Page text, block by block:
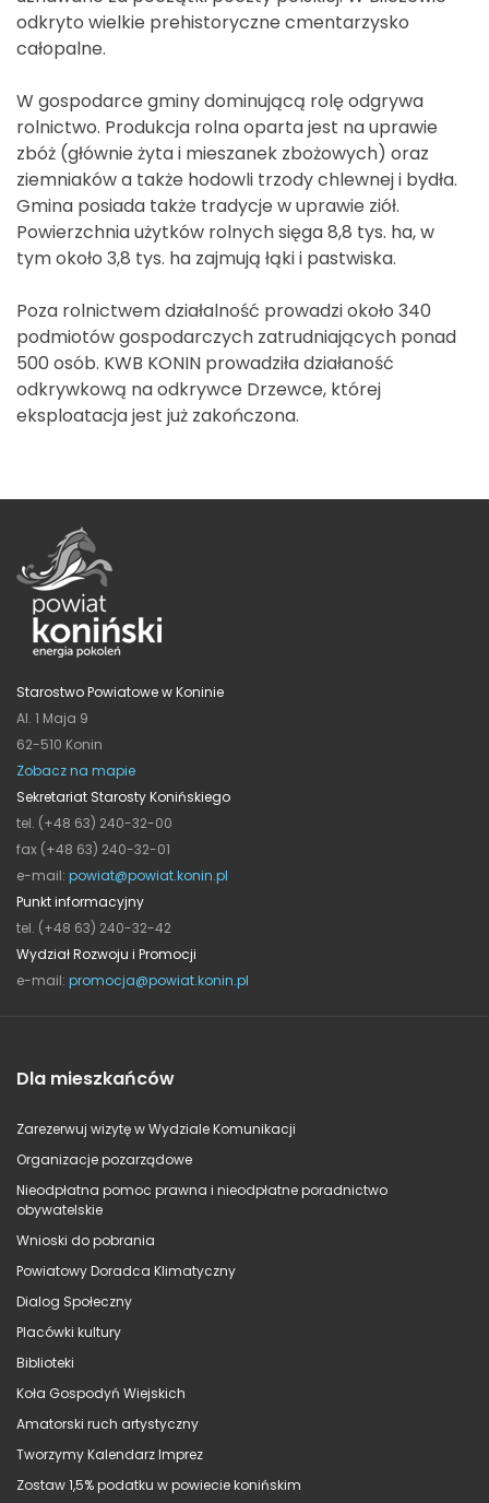
odkryto wielkie prehistoryczne cmentarzysko
całopalne.
W gospodarce gminy dominującą rolę odgrywa
rolnictwo. Produkcja rolna oparta jest na uprawie
zbóż (głównie żyta i mieszanek zbożowych) oraz
ziemniaków a także hodowli trzody chlewnej i bydła.
Gmina posiada także tradycje w uprawie ziół.
Powierzchnia użytków rolnych sięga 8,8 tys. ha, w
tym około 3,8 tys. ha zajmują łąki i pastwiska.
Poza rolnictwem działalność prowadzi około 340
podmiotów gospodarczych zatrudniających ponad
500 osób. KWB KONIN prowadziła działaność
odkrywkową na odkrywce Drzewce, której
eksploatacja jest już zakończona.
Starostwo Powiatowe w Koninie
Al. 1 Maja 9
62-510 Konin
Zobacz na mapie
Sekretariat Starosty Konińskiego
tel. (+48 63) 240-32-00
fax (+48 63) 240-32-01
e-mail: powiat@powiat.konin.pl
Punkt informacyjny
tel. (+48 63) 240-32-42
Wydział Rozwoju i Promocji
e-mail: promocja@powiat.konin.pl
Dla mieszkańców
Zarezerwuj wizytę w Wydziale Komunikacji
Organizacje pozarządowe
Nieodpłatna pomoc prawna i nieodpłatne poradnictwo
obywatelskie
Wnioski do pobrania
Powiatowy Doradca Klimatyczny
Dialog Społeczny
Placówki kultury
Biblioteki
Koła Gospodyń Wiejskich
Amatorski ruch artystyczny
Tworzymy Kalendarz Imprez
Zostaw 1,5% podatku w powiecie konińskim